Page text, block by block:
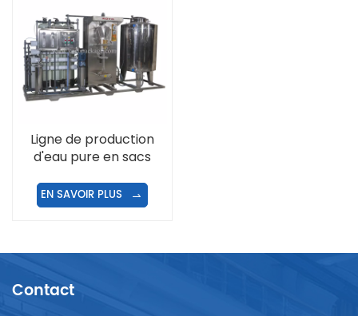
Ligne de production
d'eau pure en sacs
EN SAVOIR PLUS
Contact